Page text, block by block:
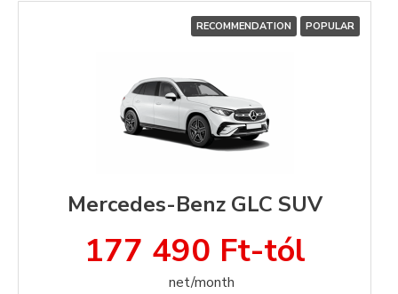
RECOMMENDATION POPULAR
Mercedes-Benz GLC SUV
177 490 Ft-tól
net/month